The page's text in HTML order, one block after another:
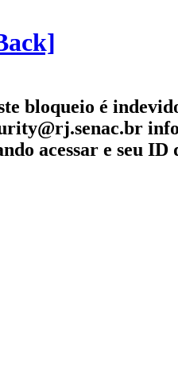
bloqueio é
acessar e seu ID